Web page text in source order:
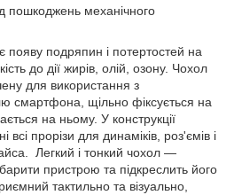
пошкоджень механічного
появу подряпин і потертостей на
до дії жирів, олій, озону. Чохол
для використання з
смартфона, щільно фіксується на
на ньому. У конструкції
всі прорізи для динаміків, роз'ємів і
Легкий і тонкий чохол —
пристрою та підкреслить його
тактильно та візуально,